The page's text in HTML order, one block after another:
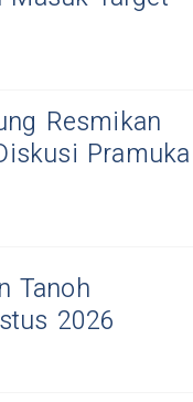
Resmikan
Pramuka
Tanoh
2026